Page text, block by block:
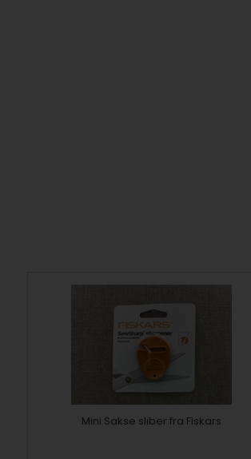
Mini Sakse sliber fra Fiskars